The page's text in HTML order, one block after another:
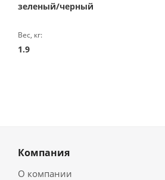
зеленый/черный
Вес, кг:
1.9
Компания
О компании